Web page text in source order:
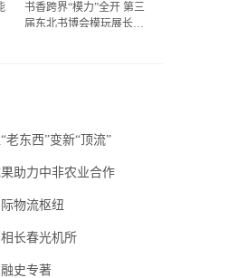
书香跨界“模力”全开 第三
届东北书博会模玩展长春
老东西”变新“顶流”
助力中非农业合作
物流枢纽
长春光机所
史专著